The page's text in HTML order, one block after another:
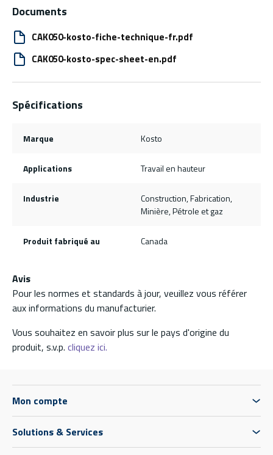
Documents
CAK050-kosto-fiche-technique-fr.pdf
CAK050-kosto-spec-sheet-en.pdf
Spécifications
Marque Kosto
Applications Travail en hauteur
Industrie
Construction, Fabrication,
Minière, Pétrole et gaz
Produit fabriqué au Canada
Avis
Pour les normes et standards à jour, veuillez vous référer
aux informations du manufacturier.
Vous souhaitez en savoir plus sur le pays d'origine du
produit, s.v.p. cliquez ici.
Mon compte
Solutions & Services